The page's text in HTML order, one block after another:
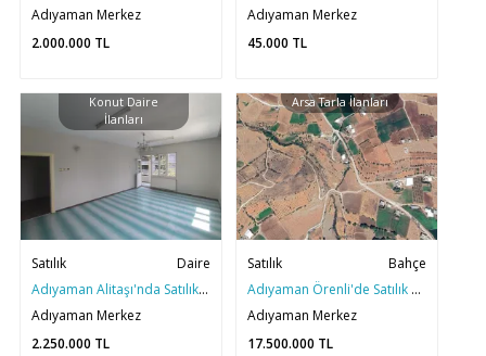
Adıyaman Merkez
2.000.000 TL
Adıyaman Merkez
45.000 TL
Konut Daire
İlanları
Satılık
Daire
Adıyaman Alitaşı'nda Satılık Merkezi Konumda 3+1 Daire
Adıyaman Merkez
2.250.000 TL
Arsa Tarla İlanları
Satılık
Bahçe
Adıyaman Örenli'de Satılık 9 Dönüm Bahçe
Adıyaman Merkez
17.500.000 TL